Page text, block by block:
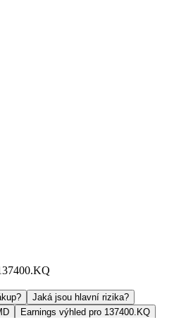
Jaká jsou hlavní rizika?
Earnings výhled pro 137400.KQ